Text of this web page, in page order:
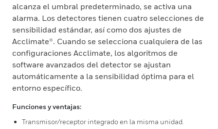
alcanza el umbral predeterminado, se activa una
alarma. Los detectores tienen cuatro selecciones de
sensibilidad estándar, así como dos ajustes de
Acclimate®. Cuando se selecciona cualquiera de las
configuraciones Acclimate, los algoritmos de
software avanzados del detector se ajustan
automáticamente a la sensibilidad óptima para el
entorno específico.
Funciones y ventajas:
Transmisor/receptor integrado en la misma unidad.